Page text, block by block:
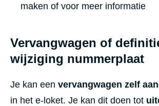
maken of voor meer informatie
Vervangwagen of
wijziging nummerplaat
Je kan een vervangwagen zelf
in het e-loket. Je kan dit doen tot